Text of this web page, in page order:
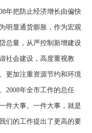
年把防止经济增长由偏快
明显通货膨胀，作为宏观
总量，从严控制新增建设
社会建设，高度重视教
更加注重资源节约和环境
2008年全市工作的总任
件大事。一件大事，就是
们的工作提出了更高的要